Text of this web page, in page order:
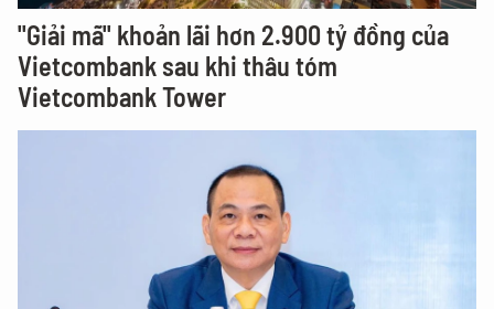
"Giải mã" khoản lãi hơn 2.900 tỷ đồng của
Vietcombank sau khi thâu tóm
Vietcombank Tower